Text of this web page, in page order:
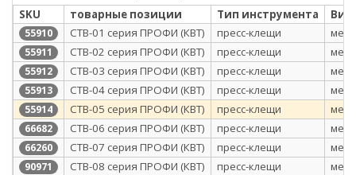
SKU товарные позиции Тип инструмента
55910 CTB-01 серия ПРОФИ (КВТ) пресс-клещи
55911 CTB-02 серия ПРОФИ (КВТ) пресс-клещи
55912 CTB-03 серия ПРОФИ (КВТ) пресс-клещи
55913 CTB-04 серия ПРОФИ (КВТ) пресс-клещи
55914 CTB-05 серия ПРОФИ (КВТ) пресс-клещи
66682 CTB-06 серия ПРОФИ (КВТ) пресс-клещи
66260 CTB-07 серия ПРОФИ (КВТ) пресс-клещи
90971 CTВ-08 серия ПРОФИ (КВТ) пресс-клещи